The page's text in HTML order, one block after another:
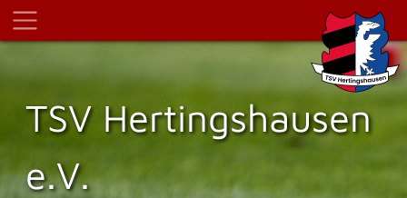
TSV Hertings­hausen
e.V.